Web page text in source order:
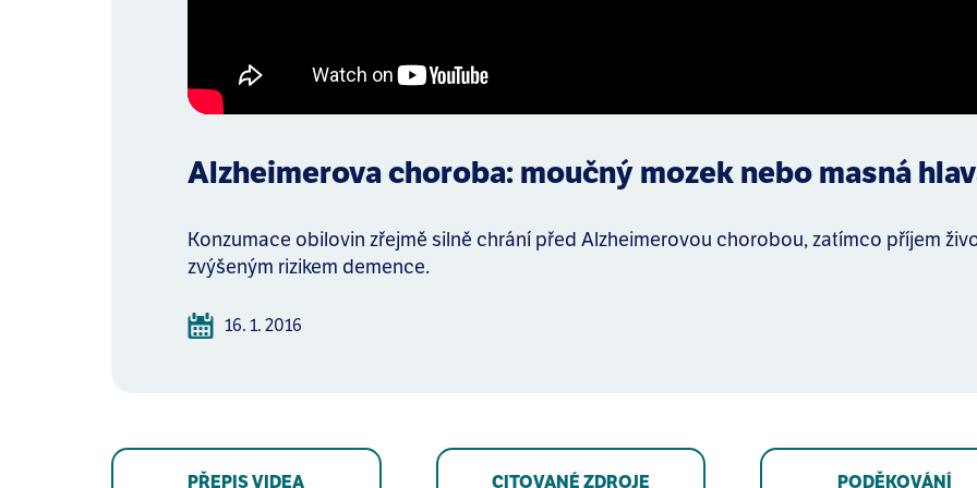
Alzheimerova choroba: moučný mozek nebo masná
Konzumace obilovin zřejmě silně chrání před Alzheimerovou chorobou, zatímco příjem
zvýšeným rizikem demence.
16. 1. 2016
PŘEPIS VIDEA CITOVANÉ ZDROJE PODĚKOVÁNÍ